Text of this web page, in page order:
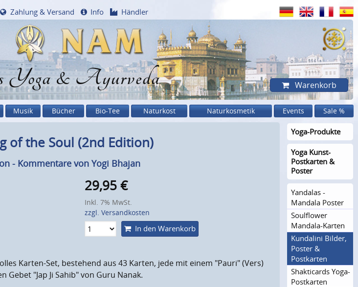
Yoga & Ayurveda
Zahlung & Versand Info Händler
Warenkorb
Musik Bücher Bio-Tee Naturkost Naturkosmetik Events Sale %
of the Soul (2nd Edition)
- Kommentare von Yogi Bhajan
29,95€
Inkl. 7% MwSt.
zzgl. Versandkosten
In den Warenkorb
Karten-Set, bestehend aus 43 Karten, jede mit einem "Pauri" (Vers)
Gebet "Jap Ji Sahib" von Guru Nanak.
Yoga-Produkte
Yoga Kunst-
Postkarten &
Poster
Yandalas -
Mandala Poster
Soulflower
Mandala-Karten
Kundalini Bilder,
Poster &
Postkarten
Shakticards Yoga-
Postkarten